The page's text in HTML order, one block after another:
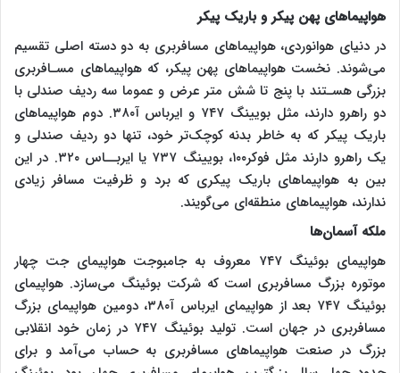
هواپیماهای پهن پیکر و باریک پیکر
در دنیای هوانوردی، هواپیماهای مسافربری به دو دسته اصلی تقسیم
می‌شوند. نخست هواپیماهای پهن پیکر، که هواپیماهای مسـافربری
بزرگی هسـتند با پنج تا شش متر عرض و عموما سه ردیف صندلی با
دو راهرو دارند، مثل بویینگ ۷۴۷ و ایرباس آ۳۸۰. دوم هواپیماهای
باریک پیکر که به خاطر بدنه کوچک‌تر خود، تنها دو ردیف صندلی و
یک راهرو دارند مثل فوکر۱۰۰، بویینگ ۷۳۷ یا ایربــاس ۳۲۰. در این
بین به هواپیماهای باریک پیکری که برد و ظرفیت مسافر زیادی
ندارند، هواپیماهای منطقه‌ای می‌گویند.
ملکه آسمان‌ها
هواپیمای بوئینگ ۷۴۷ معروف به جامبوجت هواپیمای جت چهار
موتوره بزرگ مسافربری است که شرکت بوئینگ می‌سازد. هواپیمای
بوئینگ ۷۴۷ بعد از هواپیمای ایرباس آ۳۸۰، دومین هواپیمای بزرگ
مسافربری در جهان است. تولید بوئینگ ۷۴۷ در زمان خود انقلابی
بزرگ در صنعت هواپیماهای مسافربری به حساب می‌آمد و برای